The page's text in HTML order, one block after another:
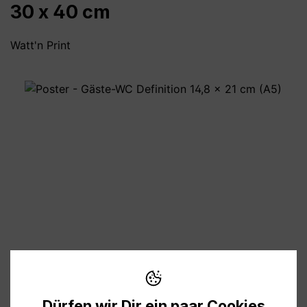
30 x 40 cm
Watt'n Print
Bildergalerie überspringen
Preise inkl. MwSt. zzgl. Versandkosten